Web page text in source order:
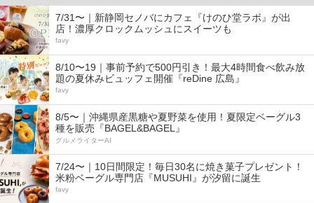
7/31〜｜新静岡セノバにカフェ『けのひ堂ラボ』が出
店！濃厚クロックムッシュにスイーツも
favy
8/10〜19｜事前予約で500円引き！最大4時間食べ飲み放
題の夏休みビュッフェ開催『reDine 広島』
favy
8/5〜｜沖縄県産黒糖や夏野菜を使用！夏限定ベーグル3
種を販売『BAGEL&BAGEL』
グルメライターAI
7/24〜｜10日間限定！毎日30名に焼き菓子プレゼント！
米粉ベーグル専門店『MUSUHI』が汐留に誕生
favy